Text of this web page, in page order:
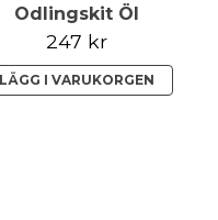
Odlingskit Öl
247 kr
LÄGG I VARUKORGEN